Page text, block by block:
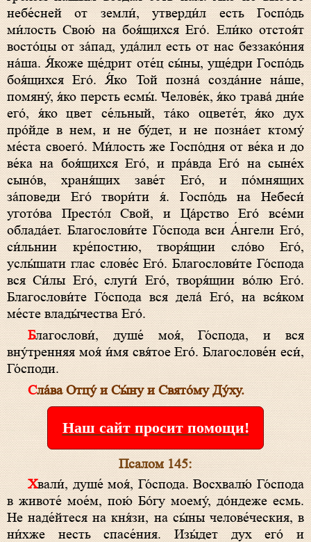
небе́сней от земли́, утверди́л есть Госпо́дь
ми́лость Свою́ на боя́щихся Его́. Ели́ко отстоя́т
восто́цы от за́пад, уда́лил есть от нас беззако́ния
на́ша. Я́коже ще́дрит оте́ц сы́ны, уще́дри Госпо́дь
боя́щихся Его́. Я́ко Той позна́ созда́ние на́ше,
помяну́, я́ко персть есмы́. Челове́к, я́ко трава́ дни́е
eго́, я́ко цвет се́льный, та́ко оцвете́т, я́ко дух
про́йде в нем, и не бу́дет, и не позна́ет ктому́
ме́ста своего́. Ми́лость же Госпо́дня от ве́ка и до
ве́ка на боя́щихся Его́, и пра́вда Его́ на сыне́х
сыно́в, храня́щих заве́т Его́, и по́мнящих
за́поведи Его́ твори́ти я́. Госпо́дь на Небеси́
угото́ва Престо́л Свой, и Ца́рство Его́ все́ми
облада́ет. Благослови́те Го́спода вси А́нгели Его́,
си́льнии кре́постию, творя́щии сло́во Его́,
услы́шати глас слове́с Его́. Благослови́те Го́спода
вся Си́лы Его́, слуги́ Его́, творя́щии во́лю Его́.
Благослови́те Го́спода вся дела́ Его́, на вся́ком
ме́сте влады́чества Его́.
Благослови́, душе́ моя́, Го́спода, и вся
вну́тренняя моя́ и́мя свя́тое Его́. Благослове́н еси́,
Го́споди.
Сла́ва Отцу́ и Сы́ну и Свято́му Ду́ху.
Наш сайт просит помощи!
Псалом 145:
Хвали́, душе́ моя́, Го́спода. Восхвалю́ Го́спода
в животе́ мое́м, пою́ Бо́гу моему́, до́ндеже есмь.
Не наде́йтеся на кня́зи, на сы́ны челове́ческия, в
ни́хже несть спасе́ния. Изы́дет дух eго́ и